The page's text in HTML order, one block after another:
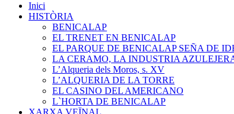
Inici
HISTÒRIA
BENICALAP
EL TRENET EN BENICALAP
EL PARQUE DE BENICALAP SEÑA DE
LA CERAMO, LA INDUSTRIA
L’Alqueria dels Moros, s. XV
L’ALQUERIA DE LA TORRE
EL CASINO DEL AMERICANO
L`HORTA DE BENICALAP
XARXA VEÏNAL